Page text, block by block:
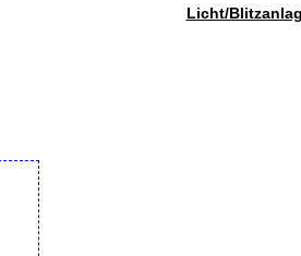
Licht/